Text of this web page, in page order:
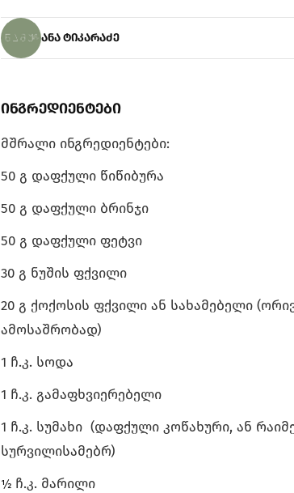
ანა ტიკარაძე
ინგრედიენტები
მშრალი ინგრედიენტები:
50 გ დაფქული წიწიბურა
50 გ დაფქული ბრინჯი
50 გ დაფქული ფეტვი
30 გ ნუშის ფქვილი
20 გ ქოქოსის ფქვილი ან სახამებელი
ამოსაშრობად)
1 ჩ.კ. სოდა
1 ჩ.კ. გამაფხვიერებელი
1 ჩ.კ. სუმახი (დაფქული კოწახური, ან
სურვილისამებრ)
½ ჩ.კ. მარილი